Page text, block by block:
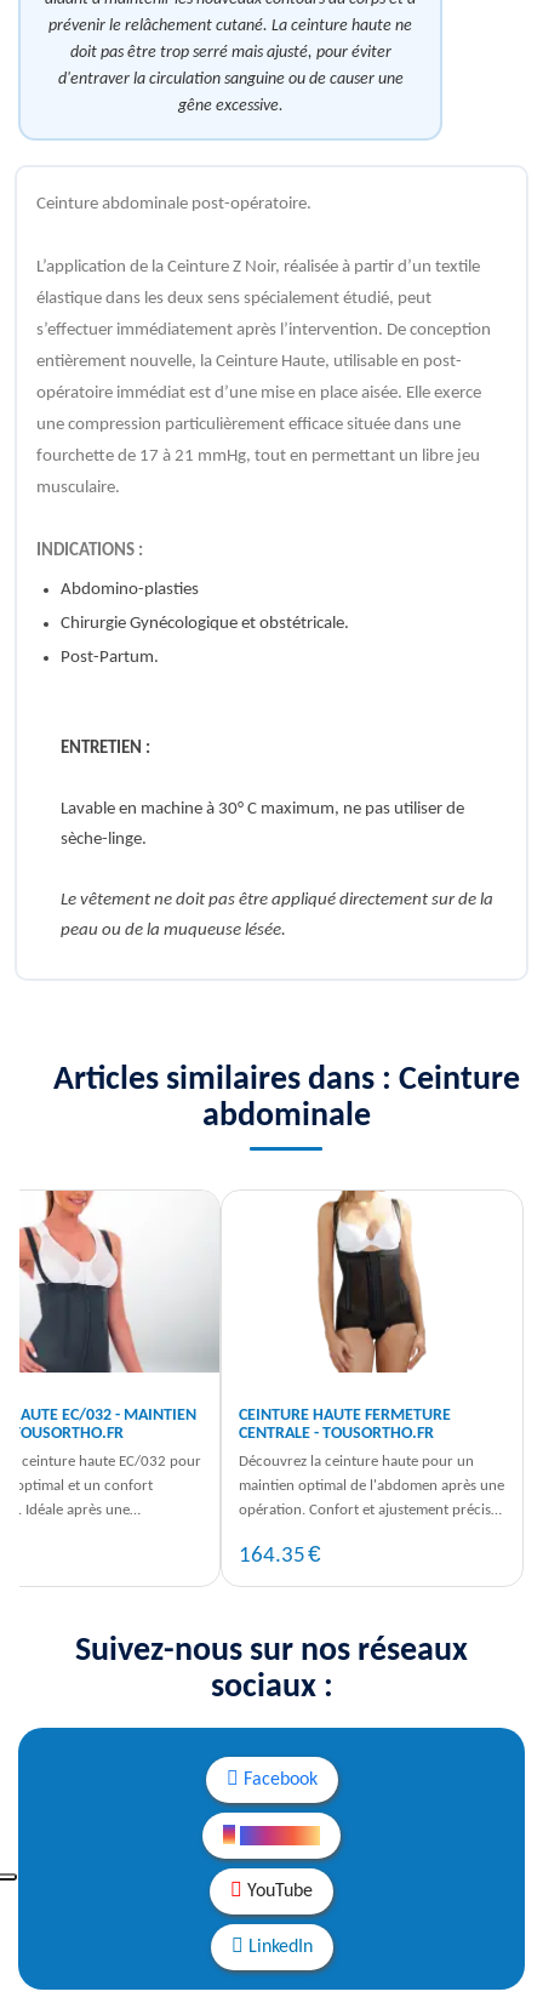
prévenir le relâchement cutané. La ceinture haute ne
doit pas être trop serré mais ajusté, pour éviter
d'entraver la circulation sanguine ou de causer une
gêne excessive.
Ceinture abdominale post-opératoire.
L’application de la Ceinture Z Noir, réalisée à partir d’un textile
élastique dans les deux sens spécialement étudié, peut
s’effectuer immédiatement après l’intervention. De conception
entièrement nouvelle, la Ceinture Haute, utilisable en post-
opératoire immédiat est d’une mise en place aisée. Elle exerce
une compression particulièrement efficace située dans une
fourchette de 17 à 21 mmHg, tout en permettant un libre jeu
musculaire.
INDICATIONS :
Abdomino-plasties
Chirurgie Gynécologique et obstétricale.
Post-Partum.
ENTRETIEN :
Lavable en machine à 30° C maximum, ne pas utiliser de
sèche-linge.
Le vêtement ne doit pas être appliqué directement sur de la
peau ou de la muqueuse lésée.
Articles similaires dans : Ceinture
abdominale
HAUTE EC/032 - MAINTIEN
TOUSORTHO.FR
la ceinture haute EC/032 pour
optimal et un confort
Idéale après une
CEINTURE HAUTE FERMETURE
CENTRALE - TOUSORTHO.FR
Découvrez la ceinture haute pour un
maintien optimal de l'abdomen après une
opération. Confort et ajustement précis
164.35€
Suivez-nous sur nos réseaux
sociaux :
Facebook
YouTube
LinkedIn